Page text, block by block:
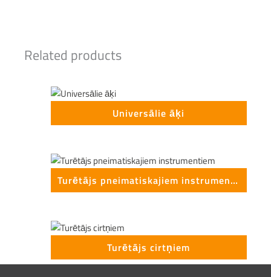
Related products
Universālie āķi
Turētājs pneimatiskajiem instrumentiem
Turētājs cirtņiem